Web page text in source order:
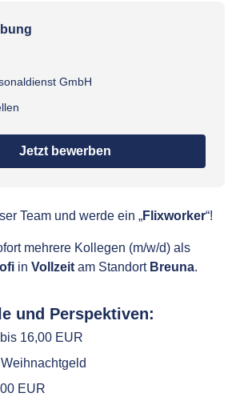
GmbH
Jetzt bewerben
Team und werde ein „Flixworker“!
mehrere Kollegen (m/w/d) als
in Vollzeitam Standort Breuna.
und Perspektiven:
16,00 EUR
EUR